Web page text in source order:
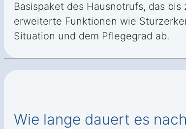
Basispaket des Hausnotrufs, das
erweiterte Funktionen wie
Situation und dem Pflegegrad ab.
Wie lange dauert es